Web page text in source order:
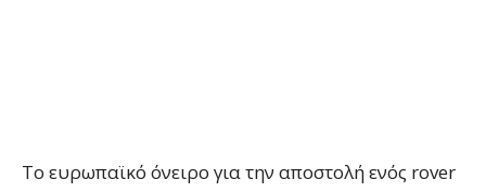
Το ευρωπαϊκό όνειρο για την αποστολή ενός rover